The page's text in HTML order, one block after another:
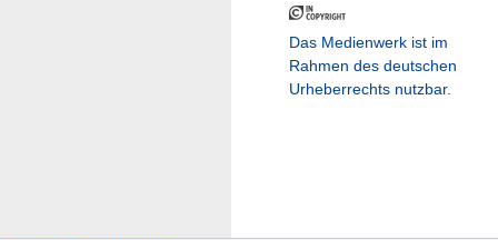
Das Medienwerk ist im
Rahmen des deutschen
Urheberrechts nutzbar.